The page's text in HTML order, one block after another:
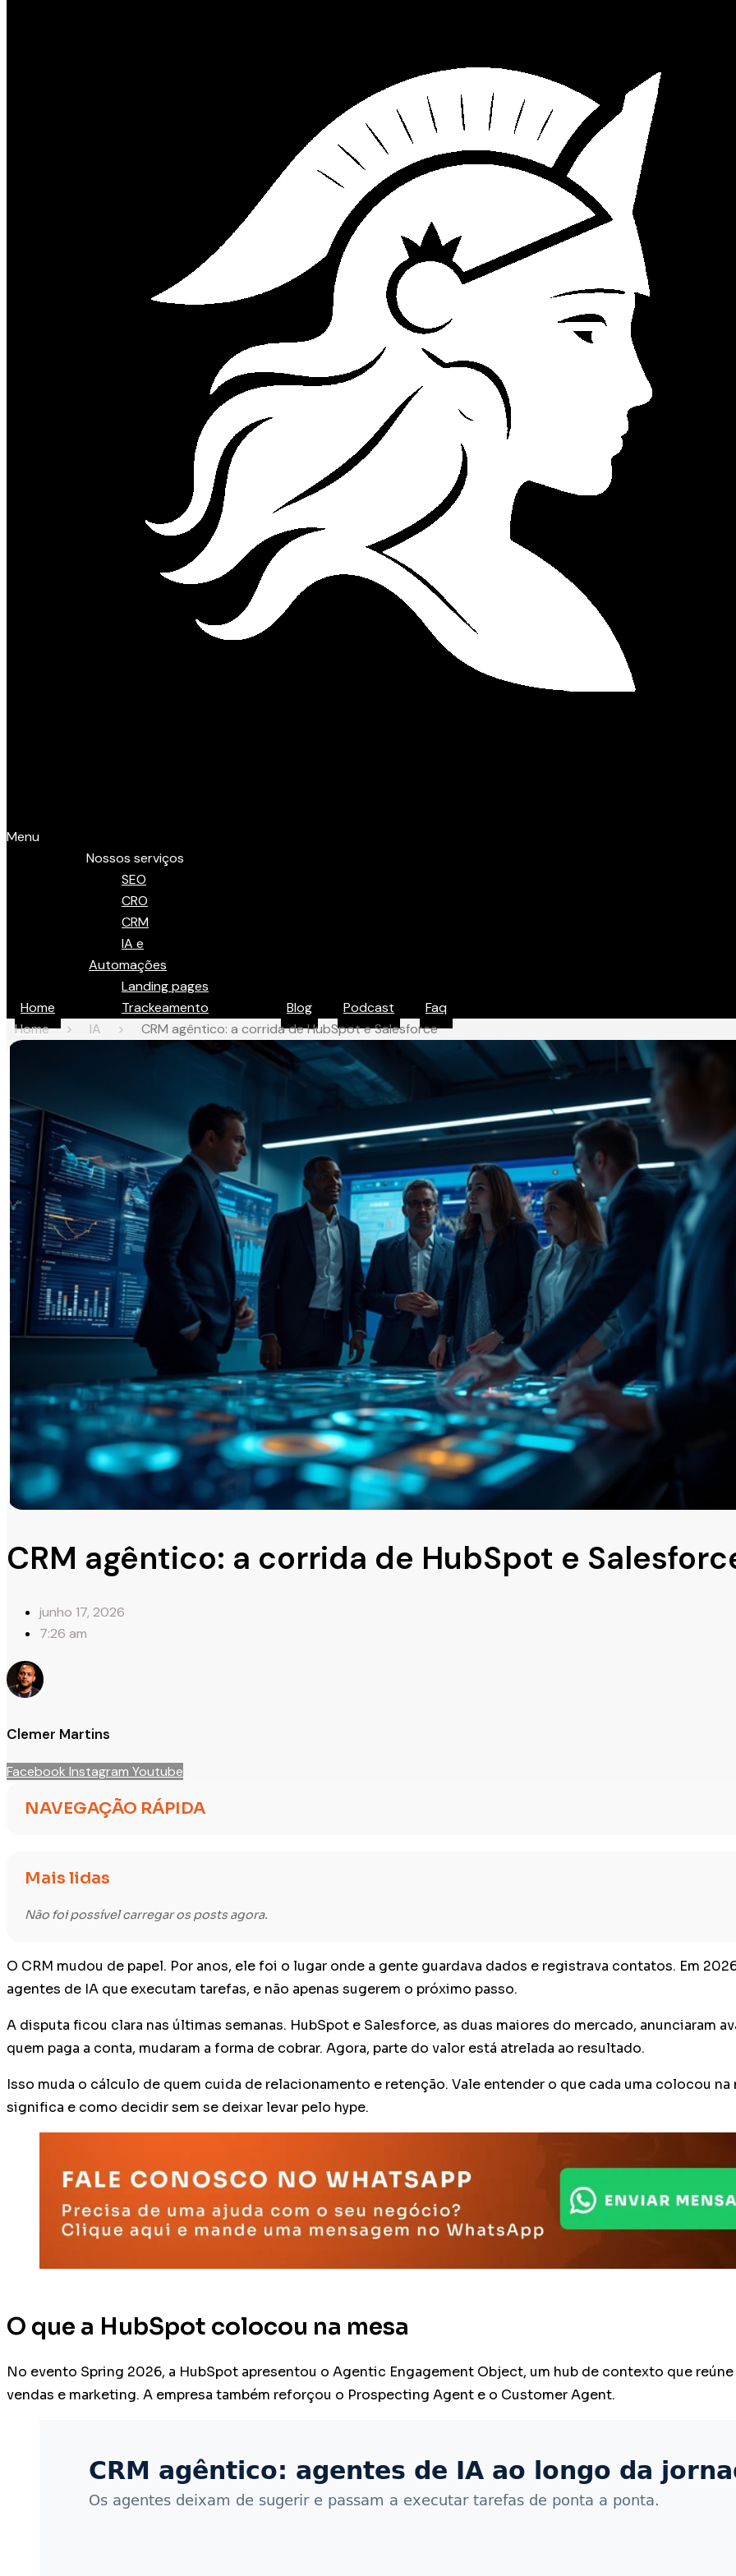
Menu
Home
Nossos serviços
SEO
CRO
CRM
IA e
Automações
Landing pages
Trackeamento
Blog Podcast
Faq
Home
> IA > CRM agêntico: a corrida de HubSpot e Salesforce
CRM agêntico: a corrida de HubSpot e
junho 17, 2026
7:26 am
Clemer Martins
Facebook Instagram Youtube
NAVEGAÇÃO RÁPIDA
Mais lidas
Não foi possível carregar os posts agora.
O CRM mudou de papel. Por anos, ele foi o lugar onde a gente guardava dados e registrava contatos. Em
agentes de IA que executam tarefas, e não apenas sugerem o próximo passo.
A disputa ficou clara nas últimas semanas. HubSpot e Salesforce, as duas maiores do mercado, anunciaram
quem paga a conta, mudaram a forma de cobrar. Agora, parte do valor está atrelada ao resultado.
Isso muda o cálculo de quem cuida de relacionamento e retenção. Vale entender o que cada uma colocou
significa e como decidir sem se deixar levar pelo hype.
O que a HubSpot colocou na mesa
No evento Spring 2026, a HubSpot apresentou o Agentic Engagement Object, um hub de contexto que
vendas e marketing. A empresa também reforçou o Prospecting Agent e o Customer Agent.